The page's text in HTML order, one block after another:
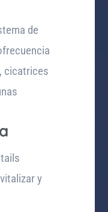
de
cicatrices
y